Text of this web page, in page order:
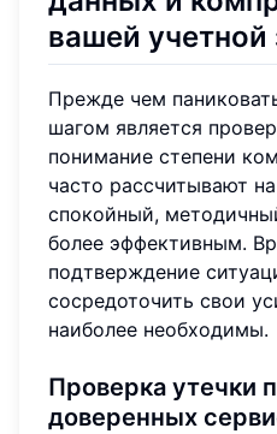
вашей учетной
Прежде чем
шагом является
понимание степени
часто рассчитывают
спокойный,
более эффективным.
подтверждение
сосредоточить свои
наиболее необходимы.
Проверка утечки
доверенных